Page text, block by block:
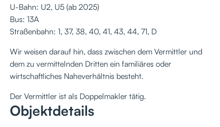
U-Bahn: U2, U5 (ab 2025)
Bus: 13A
Straßenbahn: 1, 37, 38, 40, 41, 43, 44, 71, D
Wir weisen darauf hin, dass zwischen dem Vermittler und
dem zu vermittelnden Dritten ein familiäres oder
wirtschaftliches Naheverhältnis besteht.
Der Vermittler ist als Doppelmakler tätig.
Objektdetails